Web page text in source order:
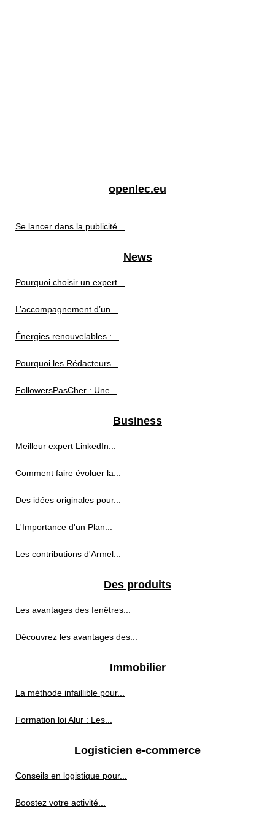
openlec.eu
Se lancer dans la publicité...
News
Pourquoi choisir un expert...
L’accompagnement d’un...
Énergies renouvelables :...
Pourquoi les Rédacteurs...
FollowersPasCher : Une...
Business
Meilleur expert LinkedIn...
Comment faire évoluer la...
Des idées originales pour...
L'Importance d'un Plan...
Les contributions d'Armel...
Des produits
Les avantages des fenêtres...
Découvrez les avantages des...
Immobilier
La méthode infaillible pour...
Formation loi Alur : Les...
Logisticien e-commerce
Conseils en logistique pour...
Boostez votre activité...